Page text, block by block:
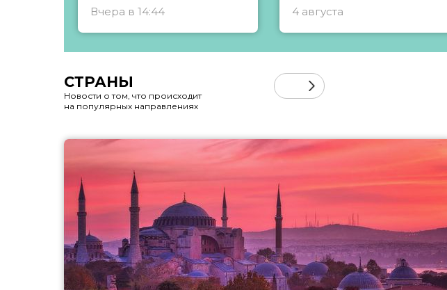
Вчера в 14:44 4 августа
СТРАНЫ
Новости о том, что происходит
на популярных направлениях